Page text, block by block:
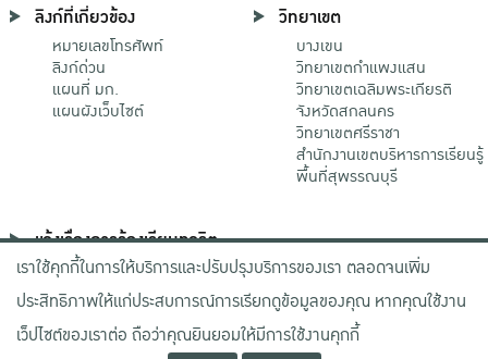
ลิงก์ที่เกี่ยวข้อง
หมายเลขโทรศัพท์
ลิงก์ด่วน
แผนที่ มก.
แผนผังเว็บไซต์
วิทยาเขต
บางเขน
วิทยาเขตกําแพงแสน
วิทยาเขตเฉลิมพระเกียรติ
จังหวัดสกลนคร
วิทยาเขตศรีราชา
สำนักงานเขตบริหารการเรียนรู้
พื้นที่สุพรรณบุรี
แจ้งเรื่องการร้องเรียนทุจริต
ช่องทางมหาวิทยาลัย
เกษตรศาสตร์
ช่องทางสำนักงาน ป.ป.ช.
ช่องทางสำนักงาน ป.ป.ท.
เราใช้คุกกี้ในการให้บริการและปรับปรุงบริการของเรา ตลอดจนเพิ่ม
ประสิทธิภาพให้แก่ประสบการณ์การเรียกดูข้อมูลของคุณ หากคุณใช้งาน
เว็ปไซต์ของเราต่อ ถือว่าคุณยินยอมให้มีการใช้งานคุกกี้